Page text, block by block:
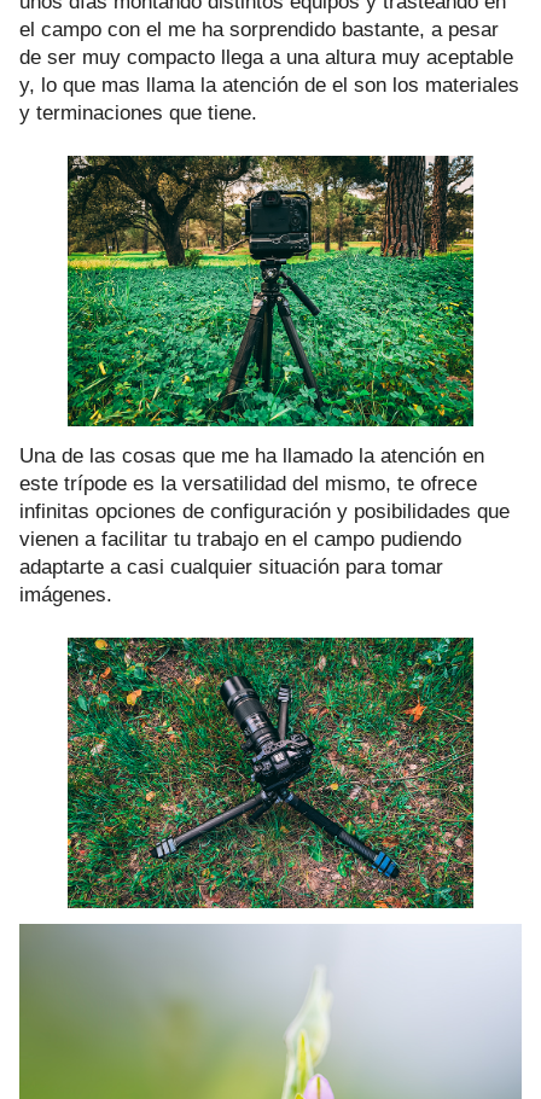
el campo con el me ha sorprendido bastante, a pesar
de ser muy compacto llega a una altura muy aceptable
y, lo que mas llama la atención de el son los materiales
y terminaciones que tiene.
Una de las cosas que me ha llamado la atención en
este trípode es la versatilidad del mismo, te ofrece
infinitas opciones de configuración y posibilidades que
vienen a facilitar tu trabajo en el campo pudiendo
adaptarte a casi cualquier situación para tomar
imágenes.